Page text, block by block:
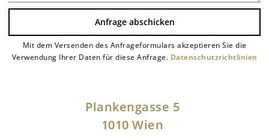
Anfrage abschicken
Alternative:
Mit dem Versenden des Anfrageformulars akzeptieren Sie die
Verwendung Ihrer Daten für diese Anfrage. Datenschutzrichtlinien
Plankengasse 5
1010 Wien